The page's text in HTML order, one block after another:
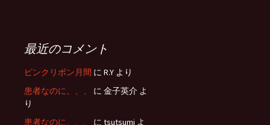
最近のコメント
ピンクリボン月間 に R.Y より
患者なのに、、、
に 金子英介 よ
り
患者なのに、、、
に tsutsumi よ